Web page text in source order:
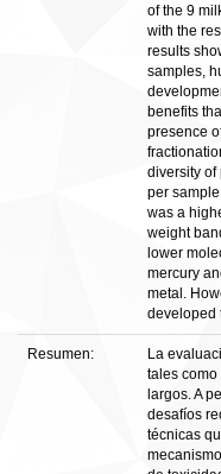
of the 9
with the
results
samples,
benefits
presence
diversity of
per
was a
weight
lower
mercury
metal.
developed
Resumen:
La
tales
largos. A
desafíos
técnicas